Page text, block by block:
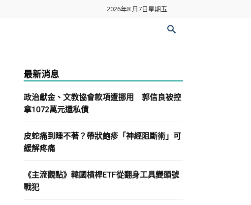
2026年8 月7日星期五
最新消息
政治獻金、文教協會款項遭挪用 郭信良被控
拿1072萬元還私債
皮蛇痛到睡不著？帶狀皰疹「神經阻斷術」可
緩解疼痛
《主流觀點》韓國槓桿ETF從翻身工具變頭號
戰犯